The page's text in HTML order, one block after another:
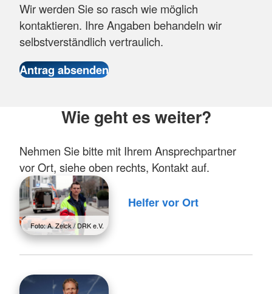
Wir werden Sie so rasch wie möglich
kontaktieren. Ihre Angaben behandeln wir
selbstverständlich vertraulich.
Wie geht es weiter?
Nehmen Sie bitte mit Ihrem Ansprechpartner
vor Ort, siehe oben rechts, Kontakt auf.
Foto: A. Zelck / DRK e.V.
Helfer vor Ort